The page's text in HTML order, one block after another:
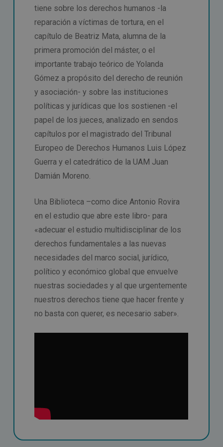
tiene sobre los derechos humanos -la
reparación a víctimas de tortura, en el
capítulo de Beatriz Mata, alumna de la
primera promoción del máster, o el
importante trabajo teórico de Yolanda
Gómez a propósito del derecho de reunión
y asociación- y sobre las instituciones
políticas y jurídicas que los sostienen -el
papel de los jueces, analizado en sendos
capítulos por el magistrado del Tribunal
Europeo de Derechos Humanos Luis López
Guerra y el catedrático de la UAM Juan
Damián Moreno.
Una Biblioteca –como dice Antonio Rovira
en el estudio que abre este libro- para
«adecuar el estudio multidisciplinar de los
derechos fundamentales a las nuevas
necesidades del marco social, jurídico,
político y económico global que envuelve
nuestras sociedades y al que urgentemente
nuestros derechos tiene que hacer frente y
no basta con querer, es necesario saber».